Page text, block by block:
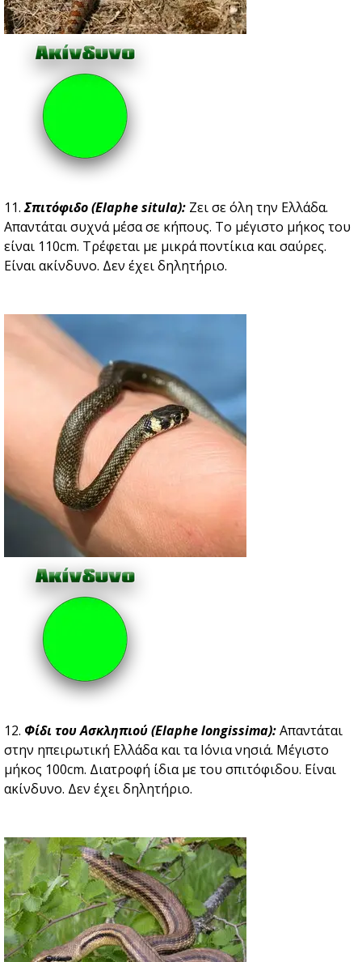
11.Σπιτόφιδο (Elaphe situla): Ζει σε όλη την Ελλάδα.
Απαντάται συχνά μέσα σε κήπους. Το μέγιστο μήκος του
είναι 110cm. Τρέφεται με μικρά ποντίκια και σαύρες.
Είναι ακίνδυνο. Δεν έχει δηλητήριο.
12. Φίδι του Ασκληπιού (Elaphe longissima):Απαντάται
στην ηπειρωτική Ελλάδα και τα Ιόνια νησιά. Μέγιστο
μήκος 100cm. Διατροφή ίδια με του σπιτόφιδου. Είναι
ακίνδυνο. Δεν έχει δηλητήριο.